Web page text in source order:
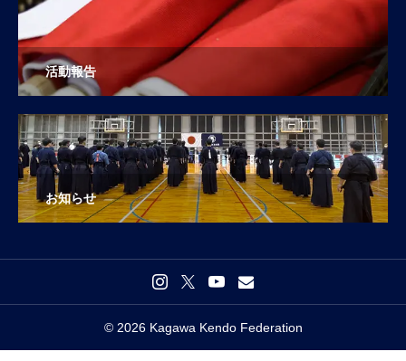
活動報告
お知らせ
© 2026 Kagawa Kendo Federation